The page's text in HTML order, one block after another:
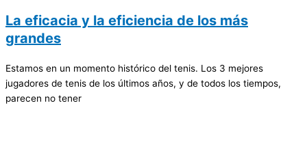
La eficacia y la eficiencia de los más
grandes
Estamos en un momento histórico del tenis. Los 3 mejores
jugadores de tenis de los últimos años, y de todos los tiempos,
parecen no tener